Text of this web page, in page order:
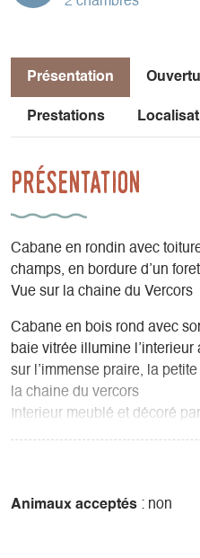
Présentation
Prestations
Présentation
Cabane en rondin avec
champs, en bordure d’un
Vue sur la chaine du Vercors
Cabane en bois rond avec
baie vitrée illumine
sur l’immense praire, la
la chaine du vercors
Interieur meublé et décoré
2 chambres a l’étage, un
Equipement
Animaux acceptés : non